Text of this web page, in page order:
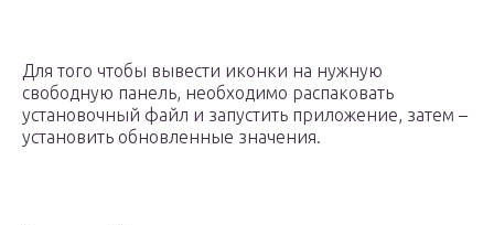
Для того чтобы вывести иконки на нужную
свободную панель, необходимо распаковать
установочный файл и запустить приложение, затем –
установить обновленные значения.